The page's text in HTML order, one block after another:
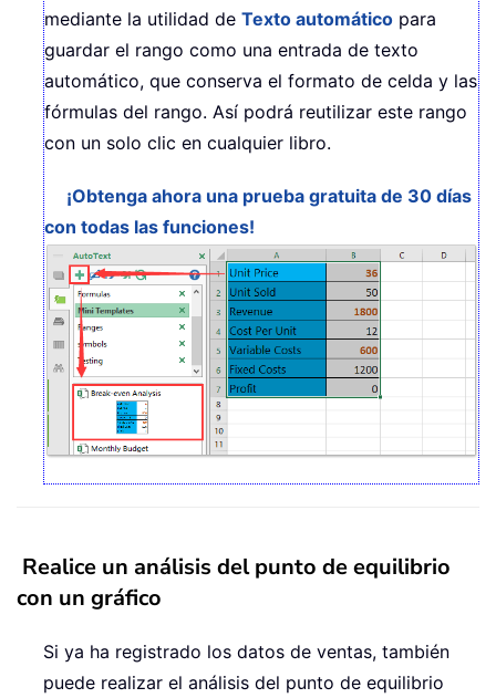
mediante la utilidad de Texto automático para
guardar el rango como una entrada de texto
automático, que conserva el formato de celda y las
fórmulas del rango. Así podrá reutilizar este rango
con un solo clic en cualquier libro.
¡Obtenga ahora una prueba gratuita de 30 días
con todas las funciones!
Realice un análisis del punto de equilibrio
con un gráfico
Si ya ha registrado los datos de ventas, también
puede realizar el análisis del punto de equilibrio